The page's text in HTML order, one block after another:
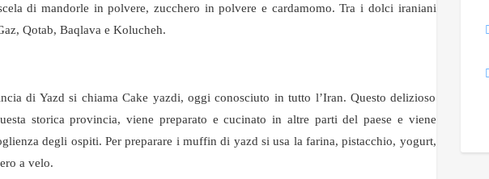
di mandorle in polvere, zucchero in polvere e cardamomo. Tra i dolci iraniani
Qotab, Baqlava e Kolucheh.
di Yazd si chiama Cake yazdi, oggi conosciuto in tutto l’Iran. Questo delizioso
storica provincia, viene preparato e cucinato in altre parti del paese e viene
degli ospiti. Per preparare i muffin di yazd si usa la farina, pistacchio, yogurt,
a velo.